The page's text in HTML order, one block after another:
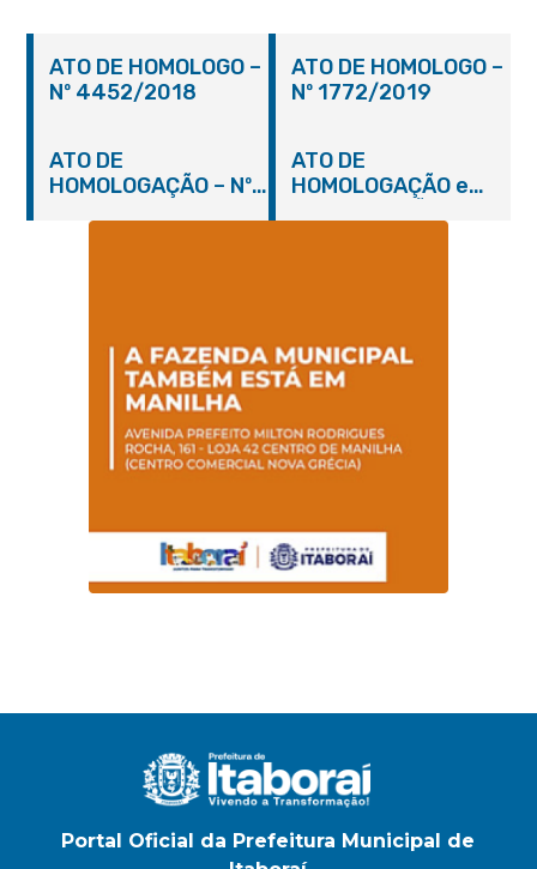
ATO DE HOMOLOGO –
Nº 4452/2018
ATO DE HOMOLOGO –
Nº 1772/2019
ATO DE
HOMOLOGAÇÃO – Nº
ATO DE
HOMOLOGAÇÃO e
Portal Oficial da Prefeitura Municipal de